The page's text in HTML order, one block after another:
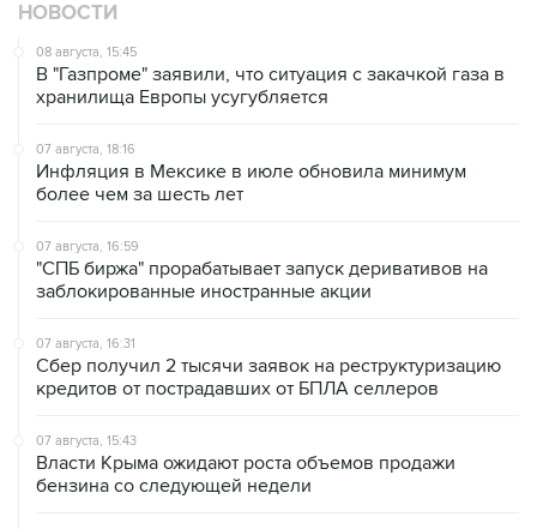
НОВОСТИ
08 августа, 15:45
В "Газпроме" заявили, что ситуация с закачкой газа в
хранилища Европы усугубляется
07 августа, 18:16
Инфляция в Мексике в июле обновила минимум
более чем за шесть лет
07 августа, 16:59
"СПБ биржа" прорабатывает запуск деривативов на
заблокированные иностранные акции
07 августа, 16:31
Сбер получил 2 тысячи заявок на реструктуризацию
кредитов от пострадавших от БПЛА селлеров
07 августа, 15:43
Власти Крыма ожидают роста объемов продажи
бензина со следующей недели